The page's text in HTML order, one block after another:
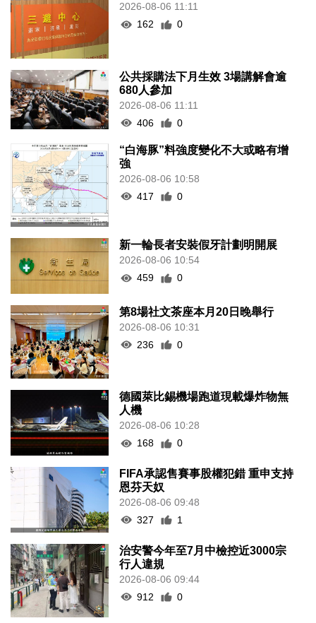
2026-08-06 11:11
162
0
公共採購法下月生效 3場講解會逾
680人參加
2026-08-06 11:11
406
0
“白海豚”料強度變化不大或略有增
強
2026-08-06 10:58
417
0
新一輪長者安裝假牙計劃明開展
2026-08-06 10:54
459
0
第8場社文茶座本月20日晚舉行
2026-08-06 10:31
236
0
德國萊比錫機場跑道現載爆炸物無
人機
2026-08-06 10:28
168
0
FIFA承認售賽事股權犯錯 重申支持
恩芬天奴
2026-08-06 09:48
327
1
治安警今年至7月中檢控近3000宗
行人違規
2026-08-06 09:44
912
0